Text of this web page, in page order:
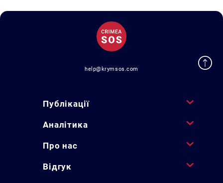
help@krymsos.com
Публікації
Аналітика
Про нас
Відгук